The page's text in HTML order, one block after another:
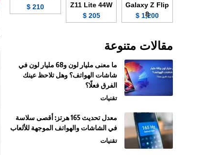
Galaxy Z Flip
8
1,200 $
Z11 Lite 44W
205 $
210 $
مقالات متنوعة
ما معنى مليار لون و68 مليار لون في
شاشات الهواتف؟ وهل تلاحظ عينك
الفرق فعلًا؟
تقنيات
معدل تحديث 165 هرتز: أقصى سلاسة
في الشاشات والهواتف الموجهة للألعاب
تقنيات